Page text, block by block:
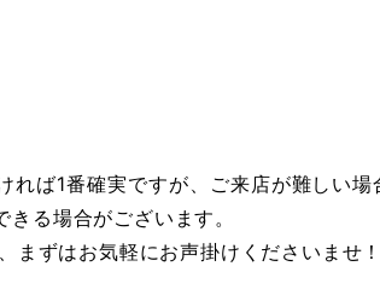
れば1番確実ですが、ご来店が難しい
る場合がございます。
まずはお気軽にお声掛けくださいませ！